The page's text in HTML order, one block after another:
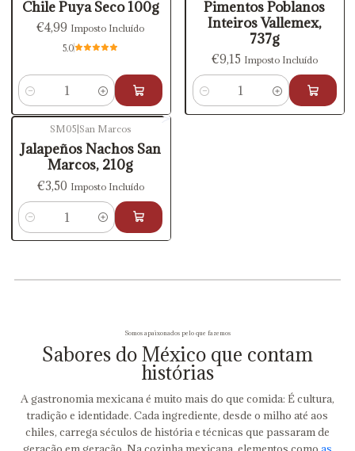
Chile Puya Seco 100g
€4,99 Imposto Incluído
5.0
Quantidade
Pimentos Poblanos
Inteiros Vallemex,
737g
€9,15 Imposto Incluído
Quantidade
SM05 San Marcos
Jalapeños Nachos San
Marcos, 210g
€3,50 Imposto Incluído
Quantidade
Somos apaixonados pelo que fazemos
Sabores do México que contam
histórias
A gastronomia mexicana é muito mais do que comida: É cultura,
tradição e identidade. Cada ingrediente, desde o milho até aos
chiles, carrega séculos de história e técnicas que passaram de